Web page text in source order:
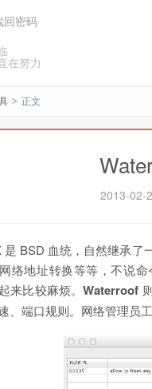
在努力
回密码
> 正文
2013-02-
是 BSD 血统，自然继承了
络地址转换等等，不说
来比较麻烦。Waterroof
、端口规则。网络管理员